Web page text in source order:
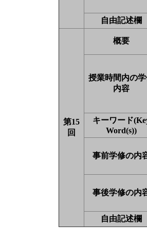
自由記述欄
第15
回
概要
授業時間内の
内容
キーワード
Word(s))
事前学修の内
事後学修の内
自由記述欄